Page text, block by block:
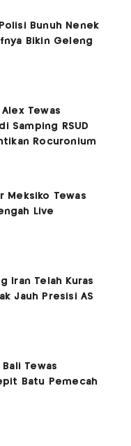
Bunuh Nenek
Bikin Geleng
Tewas
Samping RSUD
Rocuronium
Meksiko Tewas
Live
Iran Telah Kuras
Jauh Presisi AS
Tewas
Batu Pemecah